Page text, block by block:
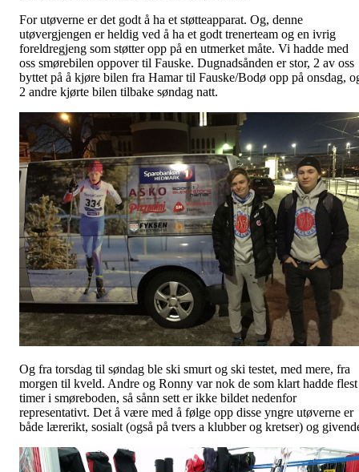
For utøverne er det godt å ha et støtteapparat. Og, denne
utøvergjengen er heldig ved å ha et godt trenerteam og en ivrig
foreldregjeng som støtter opp på en utmerket måte. Vi hadde med
oss smørebilen oppover til Fauske. Dugnadsånden er stor, 2 av oss
byttet på å kjøre bilen fra Hamar til Fauske/Bodø opp på onsdag,
2 andre kjørte bilen tilbake søndag natt.
Og fra torsdag til søndag ble ski smurt og ski testet, med mere, fra
morgen til kveld. Andre og Ronny var nok de som klart hadde flest
timer i smøreboden, så sånn sett er ikke bildet nedenfor
representativt. Det å være med å følge opp disse yngre utøverne er
både lærerikt, sosialt (også på tvers a klubber og kretser) og